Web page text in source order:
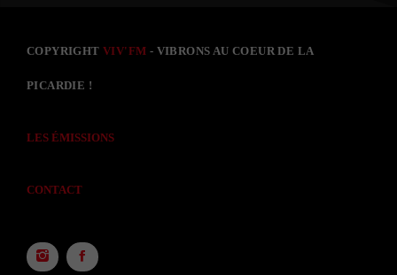
COPYRIGHTVIV'FM - VIBRONS AU COEUR DE LA
PICARDIE !
LES ÉMISSIONS
CONTACT